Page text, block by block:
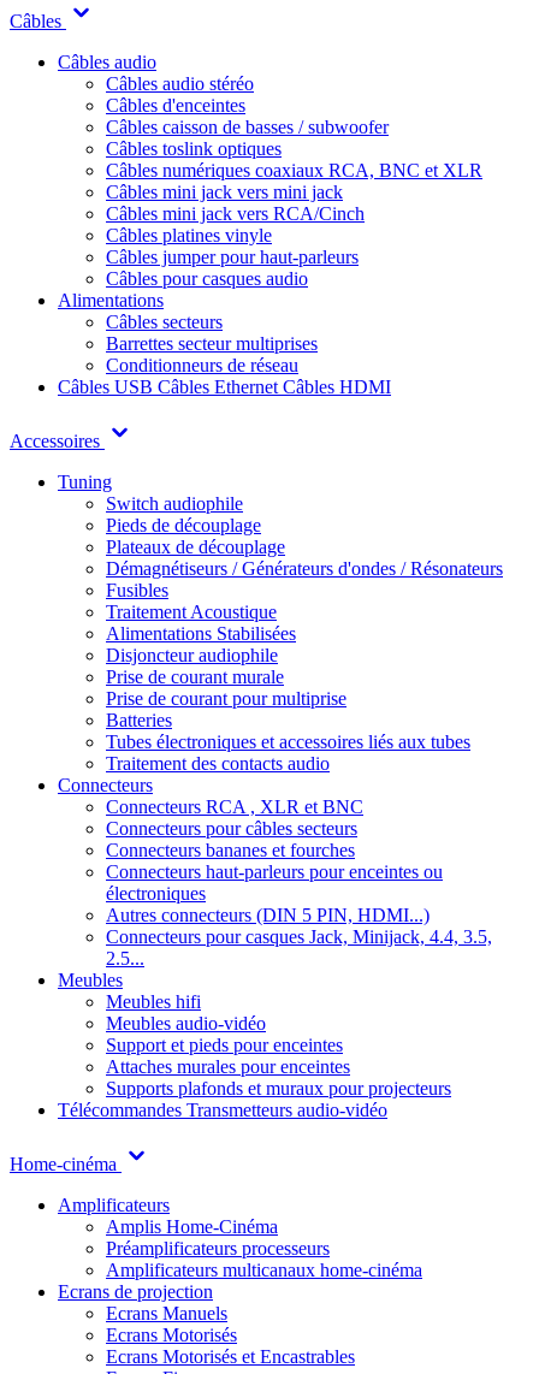
Câbles
Câbles audio
Câbles audio stéréo
Câbles d'enceintes
Câbles caisson de basses / subwoofer
Câbles toslink optiques
Câbles numériques coaxiaux RCA, BNC et XLR
Câbles mini jack vers mini jack
Câbles mini jack vers RCA/Cinch
Câbles platines vinyle
Câbles jumper pour haut-parleurs
Câbles pour casques audio
Alimentations
Câbles secteurs
Barrettes secteur multiprises
Conditionneurs de réseau
Câbles USB Câbles Ethernet Câbles HDMI
Accessoires
Tuning
Switch audiophile
Pieds de découplage
Plateaux de découplage
Démagnétiseurs / Générateurs d'ondes / Résonateurs
Fusibles
Traitement Acoustique
Alimentations Stabilisées
Disjoncteur audiophile
Prise de courant murale
Prise de courant pour multiprise
Batteries
Tubes électroniques et accessoires liés aux tubes
Traitement des contacts audio
Connecteurs
Connecteurs RCA , XLR et BNC
Connecteurs pour câbles secteurs
Connecteurs bananes et fourches
Connecteurs haut-parleurs pour enceintes ou
électroniques
Autres connecteurs (DIN 5 PIN, HDMI...)
Connecteurs pour casques Jack, Minijack, 4.4, 3.5,
2.5...
Meubles
Meubles hifi
Meubles audio-vidéo
Support et pieds pour enceintes
Attaches murales pour enceintes
Supports plafonds et muraux pour projecteurs
Télécommandes Transmetteurs audio-vidéo
Home-cinéma
Amplificateurs
Amplis Home-Cinéma
Préamplificateurs processeurs
Amplificateurs multicanaux home-cinéma
Ecrans de projection
Ecrans Manuels
Ecrans Motorisés
Ecrans Motorisés et Encastrables